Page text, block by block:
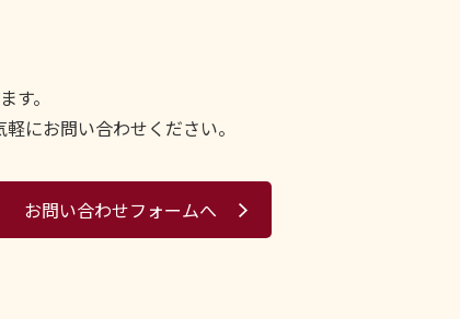
す。
にお問い合わせください。
お問い合わせフォームへ